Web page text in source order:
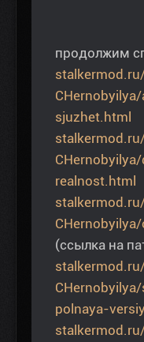
продолжим
sjuzhet.html
realnost.html
(ссылка на
polnaya-